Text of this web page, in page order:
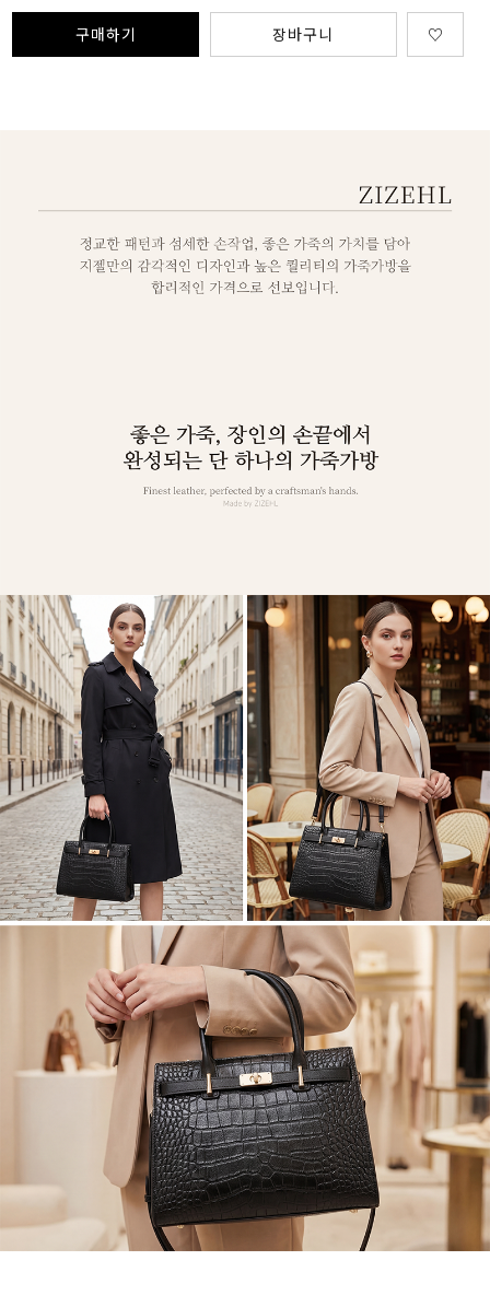
구매하기 장바구니 ♡